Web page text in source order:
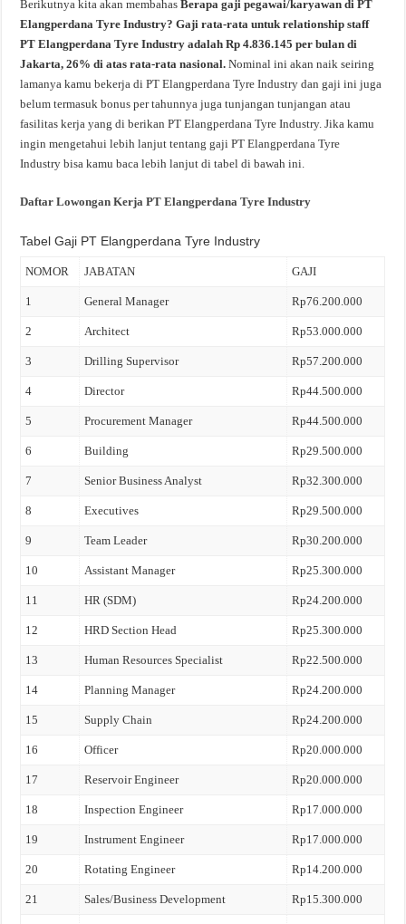
Berikutnya kita akan membahasBerapa gaji pegawai/karyawan di PT
Elangperdana Tyre Industry? Gaji rata-rata untuk relationship staff
PT Elangperdana Tyre Industry adalah Rp 4.836.145 per bulan di
Jakarta, 26% di atas rata-rata nasional.Nominal ini akan naik seiring
lamanya kamu bekerja di PT Elangperdana Tyre Industry dan gaji ini juga
belum termasuk bonus per tahunnya juga tunjangan tunjangan atau
fasilitas kerja yang di berikan PT Elangperdana Tyre Industry. Jika kamu
ingin mengetahui lebih lanjut tentang gaji PT Elangperdana Tyre
Industry bisa kamu baca lebih lanjut di tabel di bawah ini.
Daftar Lowongan Kerja PT Elangperdana Tyre Industry
Tabel Gaji PT Elangperdana Tyre Industry
NOMOR JABATAN GAJI
1 General Manager Rp76.200.000
2 Architect Rp53.000.000
3 Drilling Supervisor Rp57.200.000
4 Director Rp44.500.000
5 Procurement Manager Rp44.500.000
6 Building Rp29.500.000
7 Senior Business Analyst Rp32.300.000
8 Executives Rp29.500.000
9 Team Leader Rp30.200.000
10 Assistant Manager Rp25.300.000
11 HR (SDM) Rp24.200.000
12 HRD Section Head Rp25.300.000
13 Human Resources Specialist Rp22.500.000
14 Planning Manager Rp24.200.000
15 Supply Chain Rp24.200.000
16 Officer Rp20.000.000
17 Reservoir Engineer Rp20.000.000
18 Inspection Engineer Rp17.000.000
19 Instrument Engineer Rp17.000.000
20 Rotating Engineer Rp14.200.000
21 Sales/Business Development Rp15.300.000